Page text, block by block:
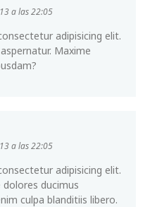
a las 22:05
adipisicing elit.
Maxime
a las 22:05
adipisicing elit.
ducimus
culpa blanditiis libero.